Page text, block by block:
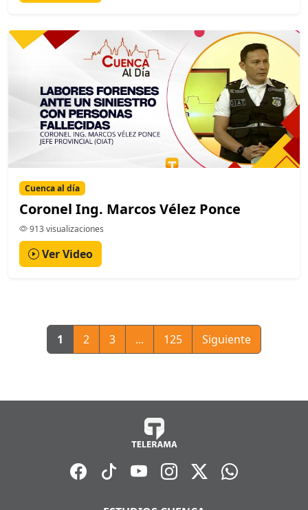
Cuenca al día
Coronel Ing. Marcos Vélez Ponce
913 visualizaciones
Ver Video
1 2 3 ... 125 Siguiente